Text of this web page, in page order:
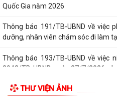
Quốc Gia năm 2026
Thông báo 191/TB-UBND về việc
dưỡng, nhân viên chăm sóc đi làm
Thông báo 193/TB-UBND về việc
2943/TB-UBND, ngày 27/7/2026
THƯ VIỆN ẢNH